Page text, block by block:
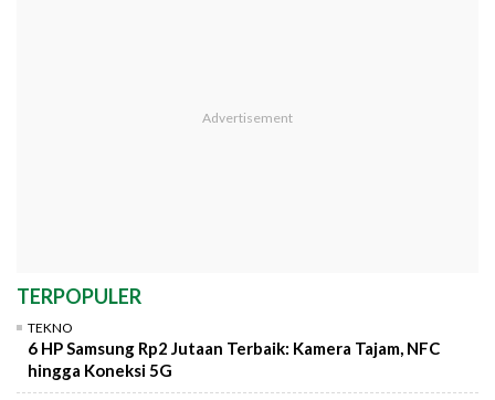
TERPOPULER
TEKNO
6 HP Samsung Rp2 Jutaan Terbaik: Kamera Tajam, NFC
hingga Koneksi 5G